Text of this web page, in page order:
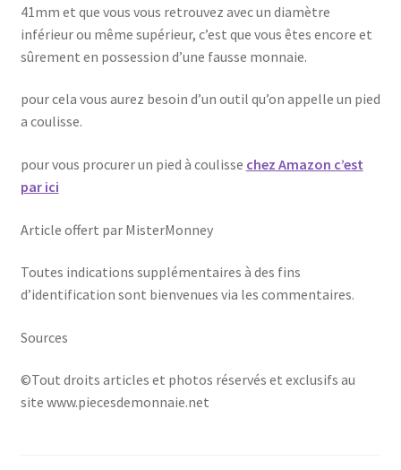
41mm et que vous vous retrouvez avec un diamètre
inférieur ou même supérieur, c’est que vous êtes encore et
sûrement en possession d’une fausse monnaie.
pour cela vous aurez besoin d’un outil qu’on appelle un pied
a coulisse.
pour vous procurer un pied à coulisse chez Amazon c’est
par ici
Article offert par MisterMonney
Toutes indications supplémentaires à des fins
d’identification sont bienvenues via les commentaires.
Sources
©Tout droits articles et photos réservés et exclusifs au
site www.piecesdemonnaie.net